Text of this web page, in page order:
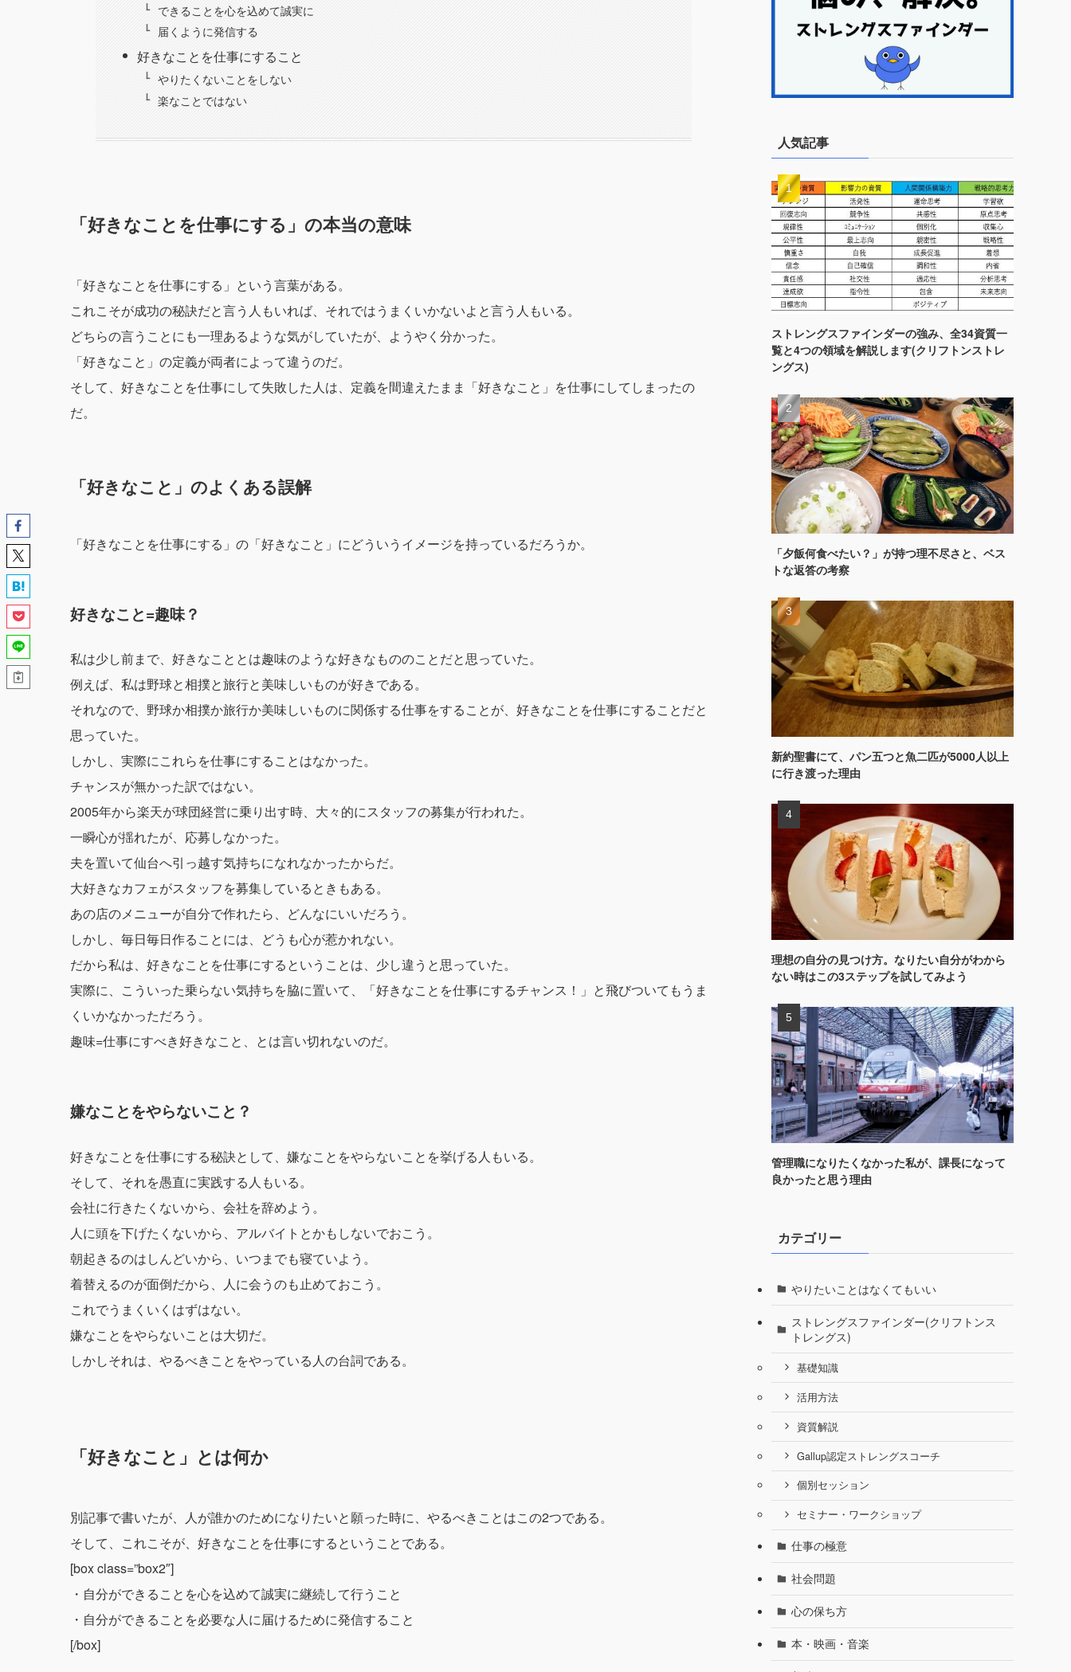
できることを心を込めて誠実に
届くように発信する
好きなことを仕事にすること
やりたくないことをしない
楽なことではない
「好きなことを仕事にする」の本当の意味
「好きなことを仕事にする」という言葉がある。
これこそが成功の秘訣だと言う人もいれば、それではうまくいかないよと言う人もいる。
どちらの言うことにも一理あるような気がしていたが、ようやく分かった。
「好きなこと」の定義が両者によって違うのだ。
そして、好きなことを仕事にして失敗した人は、定義を間違えたまま「好きなこと」を仕事にしてしまったの
だ。
「好きなこと」のよくある誤解
「好きなことを仕事にする」の「好きなこと」にどういうイメージを持っているだろうか。
好きなこと=趣味？
私は少し前まで、好きなこととは趣味のような好きなもののことだと思っていた。
例えば、私は野球と相撲と旅行と美味しいものが好きである。
それなので、野球か相撲か旅行か美味しいものに関係する仕事をすることが、好きなことを仕事にすることだと
思っていた。
しかし、実際にこれらを仕事にすることはなかった。
チャンスが無かった訳ではない。
2005年から楽天が球団経営に乗り出す時、大々的にスタッフの募集が行われた。
一瞬心が揺れたが、応募しなかった。
夫を置いて仙台へ引っ越す気持ちになれなかったからだ。
大好きなカフェがスタッフを募集しているときもある。
あの店のメニューが自分で作れたら、どんなにいいだろう。
しかし、毎日毎日作ることには、どうも心が惹かれない。
だから私は、好きなことを仕事にするということは、少し違うと思っていた。
実際に、こういった乗らない気持ちを脇に置いて、「好きなことを仕事にするチャンス！」と飛びついてもうま
くいかなかっただろう。
趣味=仕事にすべき好きなこと、とは言い切れないのだ。
嫌なことをやらないこと？
好きなことを仕事にする秘訣として、嫌なことをやらないことを挙げる人もいる。
そして、それを愚直に実践する人もいる。
会社に行きたくないから、会社を辞めよう。
人に頭を下げたくないから、アルバイトとかもしないでおこう。
朝起きるのはしんどいから、いつまでも寝ていよう。
着替えるのが面倒だから、人に会うのも止めておこう。
これでうまくいくはずはない。
嫌なことをやらないことは大切だ。
しかしそれは、やるべきことをやっている人の台詞である。
「好きなこと」とは何か
別記事で書いたが、人が誰かのためになりたいと願った時に、やるべきことはこの2つである。
そして、これこそが、好きなことを仕事にするということである。
[box class=”box2″]
・自分ができることを心を込めて誠実に継続して行うこと
・自分ができることを必要な人に届けるために発信すること
[/box]
人気記事
ストレングスファインダーの強み、全34資質一
覧と4つの領域を解説します(クリフトンストレ
ングス)
「夕飯何食べたい？」が持つ理不尽さと、ベス
トな返答の考察
新約聖書にて、パン五つと魚二匹が5000人以上
に行き渡った理由
理想の自分の見つけ方。なりたい自分がわから
ない時はこの3ステップを試してみよう
管理職になりたくなかった私が、課長になって
良かったと思う理由
カテゴリー
やりたいことはなくてもいい
ストレングスファインダー(クリフトンス
トレングス)
基礎知識
活用方法
資質解説
Gallup認定ストレングスコーチ
個別セッション
セミナー・ワークショップ
仕事の極意
社会問題
心の保ち方
本・映画・音楽